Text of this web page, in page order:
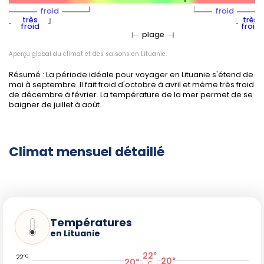
Précipitations :modérées mais plus abondantes de
juin à août, avec des averses courtes à prévoir,
notamment lors des orages estivaux. Il pleut
rarement en continu et les vêtements imperméables
sont conseillés pour les randonneurs.
Lesvariations régionalesrestent limitées, même si le
littoral (Palanga, Klaipėda) bénéficie parfois d'un air un peu
plus doux et de températures légèrement supérieures à
Conseils pratiques pour organiser
Affluence touristique :
modérée à faible en mai, juin et septembre.
Prix des billets d'avion et hébergement :
élevés en été, accès à de meilleures offres au
printemps et en automne.
froid
froid
très
froid
très
froid
plage
Aperçu global du climat et des saisons en Lituanie.
Résumé : La période idéale pour voyager en Lituanie s'étend de
mai à septembre. Il fait froid d'octobre à avril et même très froid
de décembre à février. La température de la mer permet de se
baigner de juillet à août.
Climat mensuel détaillé
Températures
en Lituanie
22°C
° 22°
20°